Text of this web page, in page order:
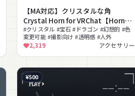
【MA対応】クリスタルな角
Crystal Horn for VRChat【Horn
series Hr1】
#クリスタル #宝石 #ドラゴン #幻想的 #色
変更可能 #撮影向け #透明感 #人外
2,319
アクセサリー
¥500